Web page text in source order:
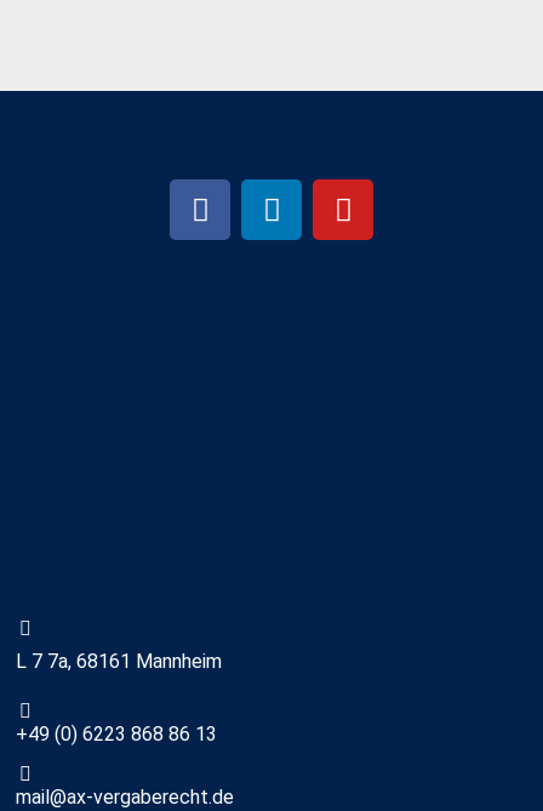
L 7 7a, 68161 Mannheim
+49 (0) 6223 868 86 13
mail@ax-vergaberecht.de